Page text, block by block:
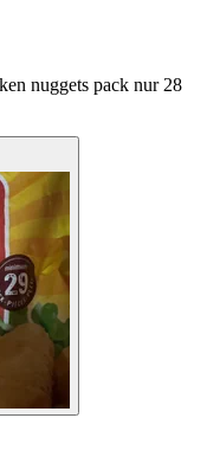
nuggets pack nur 28